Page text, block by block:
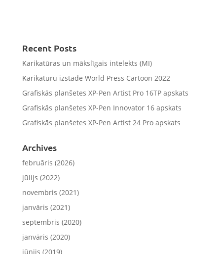
Recent Posts
Karikatūras un mākslīgais intelekts (MI)
Karikatūru izstāde World Press Cartoon 2022
Grafiskās planšetes XP-Pen Artist Pro 16TP apskats
Grafiskās planšetes XP-Pen Innovator 16 apskats
Grafiskās planšetes XP-Pen Artist 24 Pro apskats
Archives
februāris (2026)
jūlijs (2022)
novembris (2021)
janvāris (2021)
septembris (2020)
janvāris (2020)
jūnijs (2019)